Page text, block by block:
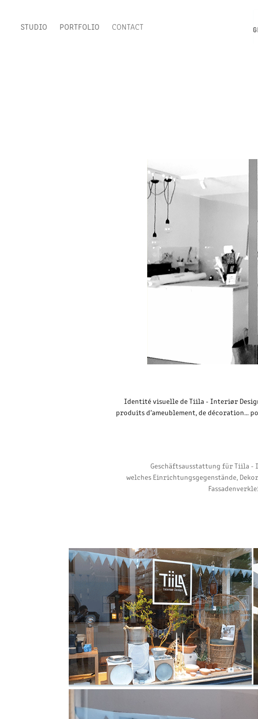
STUDIO PORTFOLIO CONTACT
Identité visuelle de Tiila - Interiør
produits d’ameublement, de décoration…
Geschäftsausstattung für Tiila -
welches Einrichtungsgegenstände,